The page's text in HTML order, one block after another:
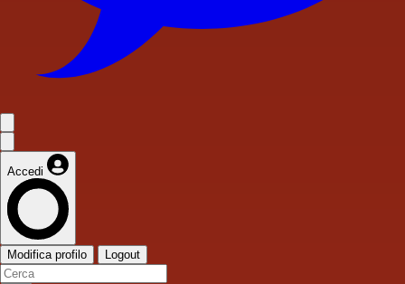
Accedi
Modifica profilo Logout